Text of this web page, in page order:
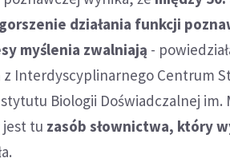
działania funkcji
myślenia zwalniają -
Interdyscyplinarnego Centrum
Biologii Doświadczalnej
jest tu zasób słownictwa, który